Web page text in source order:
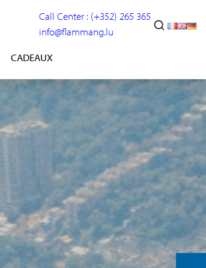
Call Center : (+352) 265 365
info@flammang.lu
CADEAUX